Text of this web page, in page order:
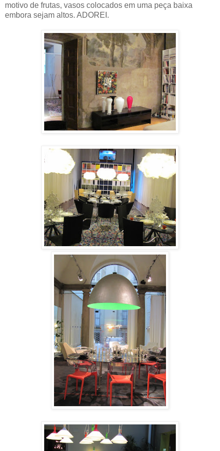
motivo de frutas, vasos colocados em uma peça baixa
embora sejam altos. ADOREI.